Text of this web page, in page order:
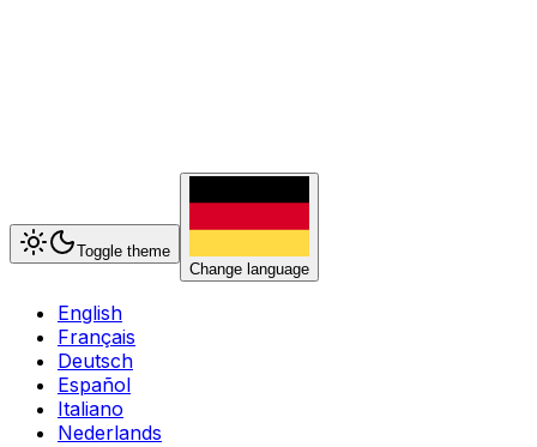
Toggle theme
Change language
English
Français
Deutsch
Español
Italiano
Nederlands